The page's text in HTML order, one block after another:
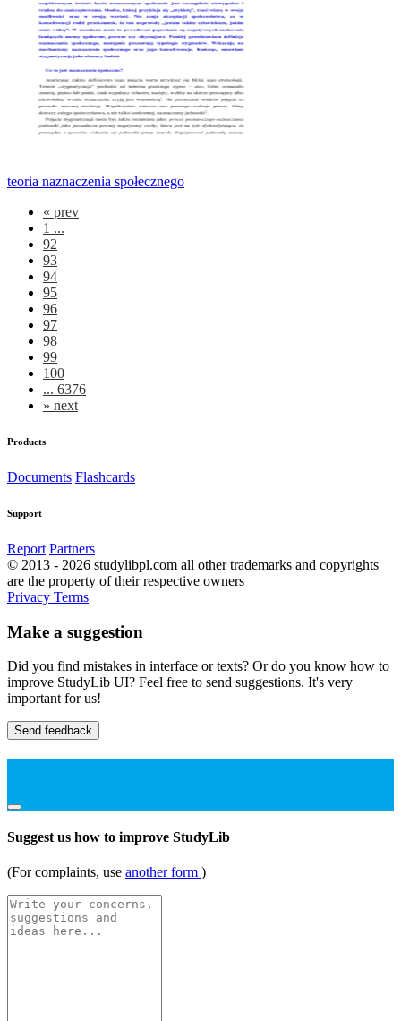
teoria naznaczenia społecznego
« prev
1 ...
92
93
94
95
96
97
98
99
100
... 6376
» next
Products
Documents Flashcards
Support
Report Partners
© 2013 - 2026 studylibpl.com all other trademarks and copyrights
are the property of their respective owners
Privacy Terms
Make a suggestion
Did you find mistakes in interface or texts? Or do you know how to
improve StudyLib UI? Feel free to send suggestions. It's very
important for us!
Send feedback
Suggest us how to improve StudyLib
(For complaints, use another form )